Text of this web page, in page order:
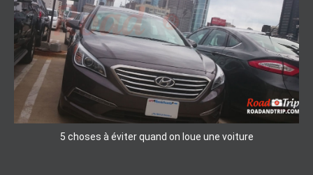
5 choses à éviter quand on loue une voiture